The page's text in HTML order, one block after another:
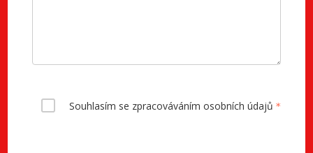
Souhlasím se zpracováváním osobních údajů